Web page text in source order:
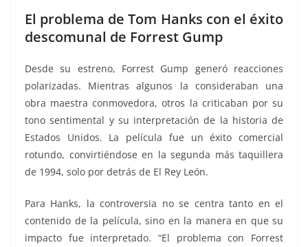
El problema de Tom Hanks con el éxito
descomunal de Forrest Gump
Desde su estreno, Forrest Gump generó reacciones
polarizadas. Mientras algunos la consideraban una
obra maestra conmovedora, otros la criticaban por su
tono sentimental y su interpretación de la historia de
Estados Unidos. La película fue un éxito comercial
rotundo, convirtiéndose en la segunda más taquillera
de 1994, solo por detrás de El Rey León.
Para Hanks, la controversia no se centra tanto en el
contenido de la película, sino en la manera en que su
impacto fue interpretado. “El problema con Forrest